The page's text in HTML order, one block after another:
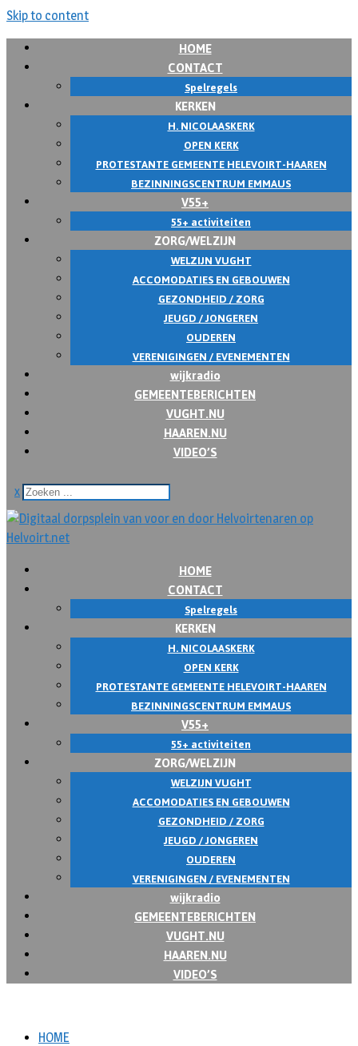
Skip to content
HOME
CONTACT
Spelregels
KERKEN
H. NICOLAASKERK
OPEN KERK
PROTESTANTE GEMEENTE HELEVOIRT-HAAREN
BEZINNINGSCENTRUM EMMAUS
V55+
55+ activiteiten
ZORG/WELZIJN
WELZIJN VUGHT
ACCOMODATIES EN GEBOUWEN
GEZONDHEID / ZORG
JEUGD / JONGEREN
OUDEREN
VERENIGINGEN / EVENEMENTEN
wijkradio
GEMEENTEBERICHTEN
VUGHT.NU
HAAREN.NU
VIDEO’S
x
HOME
CONTACT
Spelregels
KERKEN
H. NICOLAASKERK
OPEN KERK
PROTESTANTE GEMEENTE HELEVOIRT-HAAREN
BEZINNINGSCENTRUM EMMAUS
V55+
55+ activiteiten
ZORG/WELZIJN
WELZIJN VUGHT
ACCOMODATIES EN GEBOUWEN
GEZONDHEID / ZORG
JEUGD / JONGEREN
OUDEREN
VERENIGINGEN / EVENEMENTEN
wijkradio
GEMEENTEBERICHTEN
VUGHT.NU
HAAREN.NU
VIDEO’S
HOME